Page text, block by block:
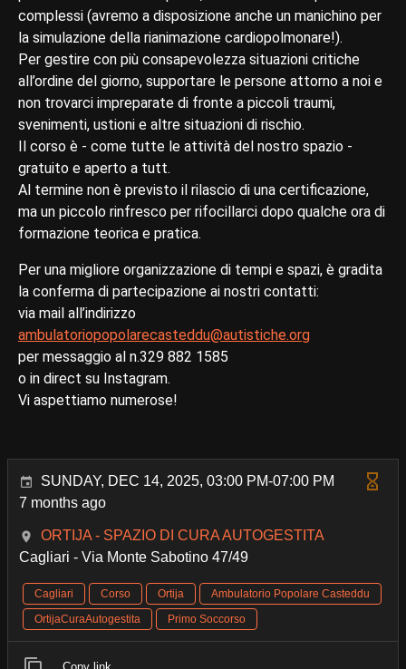
complessi (avremo a disposizione anche un manichino per
la simulazione della rianimazione cardiopolmonare!).
Per gestire con più consapevolezza situazioni critiche
all’ordine del giorno, supportare le persone attorno a noi e
non trovarci impreparate di fronte a piccoli traumi,
svenimenti, ustioni e altre situazioni di rischio.
Il corso è - come tutte le attività del nostro spazio -
gratuito e aperto a tutt.
Al termine non è previsto il rilascio di una certificazione,
ma un piccolo rinfresco per rifocillarci dopo qualche ora di
formazione teorica e pratica.
Per una migliore organizzazione di tempi e spazi, è gradita
la conferma di partecipazione ai nostri contatti:
via mail all’indirizzo
ambulatoriopopolarecasteddu@autistiche.org
per messaggio al n.329 882 1585
o in direct su Instagram.
Vi aspettiamo numerose!
SUNDAY, DEC 14, 2025, 03:00 PM-07:00 PM
7 months ago
ORTIJA - SPAZIO DI CURA AUTOGESTITA
Cagliari - Via Monte Sabotino 47/49
Cagliari Corso Ortija
Ambulatorio Popolare Casteddu
OrtijaCuraAutogestita
Primo Soccorso